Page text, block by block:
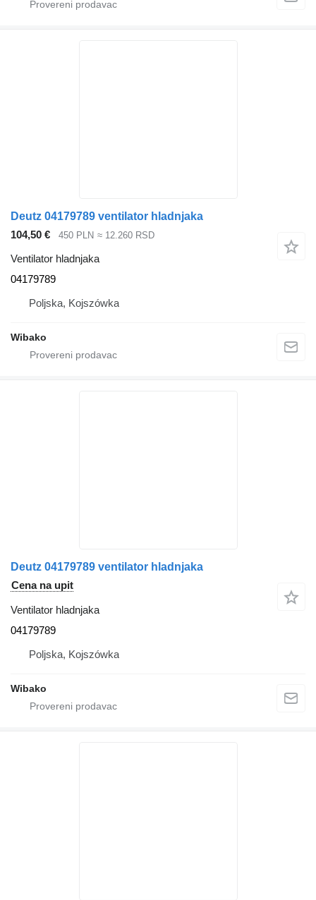
Deutz 04179789 ventilator hladnjaka
104,50 €
450 PLN ≈ 12.260 RSD
Ventilator hladnjaka
04179789
Poljska, Kojszówka
Wibako
Deutz 04179789 ventilator hladnjaka
Cena na upit
Ventilator hladnjaka
04179789
Poljska, Kojszówka
Wibako